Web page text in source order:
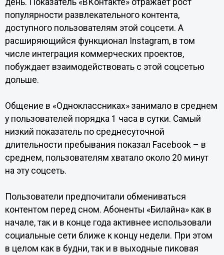
день. Показатель «ВКонтакте» отражает рост
популярности развлекательного контента,
доступного пользователям этой соцсети. А
расширяющийся функционал Instagram, в том
числе интеграция коммерческих проектов,
побуждает взаимодействовать с этой соцсетью
дольше.
Общение в «Одноклассниках» занимало в среднем
у пользователей порядка 1 часа в сутки. Самый
низкий показатель по среднесуточной
длительности пребывания показал Facebook – в
среднем, пользователям хватало около 20 минут
на эту соцсеть.
Пользователи предпочитали обмениваться
контентом перед сном. Абоненты «Билайна» как в
начале, так и в конце года активнее использовали
социальные сети ближе к концу недели. При этом
в целом как в будни, так и в выходные пиковая